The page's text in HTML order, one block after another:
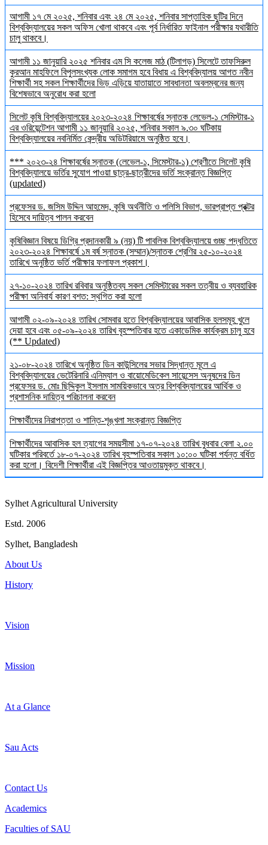
আগামী ১৭ মে ২০২৫, শনিবার এবং ২৪ মে ২০২৫, শনিবার সাপ্তাহিক ছুটির দিনে
বিশ্ববিদ্যালয়ের সকল অফিস খোলা থাকবে এবং পূর্ব নির্ধারিত ফাইনাল পরীক্ষার যথারীতি
চালু থাকবে।
আগামী ১১ জানুয়ারি ২০২৫ শনিবার এম সি কলেজ মাঠ (টিলাগড়) সিলেটে তাফসিরুল
কুরআন মাহফিলে বিপুলসংখ্যক লোক সমাগম হবে বিধায় এ বিশ্ববিদ্যালয় আগত নবীন
শিক্ষার্থী সহ সকল শিক্ষার্থীদের ভিড় এড়িয়ে যাতায়াতে সাবধানতা অবলম্বনের জন্য
বিশেষভাবে অনুরোধ করা হলো
সিলেট কৃষি বিশ্ববিদ্যালয়ের ২০২৩-২০২৪ শিক্ষাবর্ষের স্নাতক লেভেল-১ সেমিস্টার-১
এর ওরিয়েন্টেশন আগামী ১১ জানুয়ারি ২০২৫, শনিবার সকাল ৯.৩০ ঘটিকায়
বিশ্ববিদ্যালয়ের নবনির্মিত কেন্দ্রীয় অডিটরিয়ামে অনুষ্ঠিত হবে।
*** ২০২৩-২৪ শিক্ষাবর্ষের স্নাতক (লেভেল-১, সিমেস্টার-১) শ্রেণীতে সিলেট কৃষি
বিশ্ববিদ্যালয়ে ভর্তির সুযোগ পাওয়া ছাত্র-ছাত্রীদের ভর্তি সংক্রান্ত বিজ্ঞপ্তি
(updated)
প্রফেসর ড. জসিম উদ্দিন আহমেদ, কৃষি অর্থনীতি ও পলিসি বিভাগ, ভারপ্রাপ্ত প্রক্টর
হিসেবে দায়িত্ব পালন করবেন
কৃষিবিজ্ঞান বিষয়ে ডিগ্রি প্রদানকারী ৯ (নয়) টি পাবলিক বিশ্ববিদ্যালয়ে গুচ্ছ পদ্ধতিতে
২০২৩-২০২৪ শিক্ষাবর্ষে ১ম বর্ষ স্নাতক (সম্মান)/স্নাতক শ্রেণির ২৫-১০-২০২৪
তারিখে অনুষ্ঠিত ভর্তি পরীক্ষার ফলাফল প্রকাশ।
২৭-১০-২০২৪ তারিখ রবিবার অনুষ্ঠিতব্য সকল সেমিস্টারের সকল তত্বীয় ও ব্যবহারিক
পরীক্ষা অনিবার্য কারণ বশত: স্থগিত করা হলো
আগামী ০২-০৯-২০২৪ তারিখ সোমবার হতে বিশ্ববিদ্যালয়ের আবাসিক হলসমূহ খুলে
দেয়া হবে এবং ০৫-০৯-২০২৪ তারিখ বৃহস্পতিবার হতে একাডেমিক কার্যক্রম চালু হবে
(** Updated)
২১-০৮-২০২৪ তারিখে অনুষ্ঠিত ডিন কাউন্সিলের সভার সিদ্ধান্ত মূলে এ
বিশ্ববিদ্যালয়ের ভেটেরিনারি এনিম্যাল ও বায়োমেডিকেল সায়েন্সেস অনুষদের ডিন
প্রফেসর ড. মোঃ ছিদ্দিকুল ইসলাম সাময়িকভাবে অত্র বিশ্ববিদ্যালয়ের আর্থিক ও
প্রশাসনিক দায়িত্ব পরিচালনা করবেন
শিক্ষার্থীদের নিরাপত্তা ও শান্তি-শৃঙ্খলা সংক্রান্ত বিজ্ঞপ্তি
শিক্ষার্থীদের আবাসিক হল ত্যাগের সময়সীমা ১৭-০৭-২০২৪ তারিখ বুধবার বেলা ২.০০
ঘটিকার পরিবর্তে ১৮-০৭-২০২৪ তারিখ বৃহস্পতিবার সকাল ১০:০০ ঘটিকা পর্যন্ত বর্ধিত
করা হলো। বিদেশী শিক্ষার্থীরা এই বিজ্ঞপ্তির আওতায়মুক্ত থাকবে।
Sylhet Agricultural University
Estd. 2006
Sylhet, Bangladesh
About Us
History
Vision
Mission
At a Glance
Sau Acts
Contact Us
Academics
Faculties of SAU